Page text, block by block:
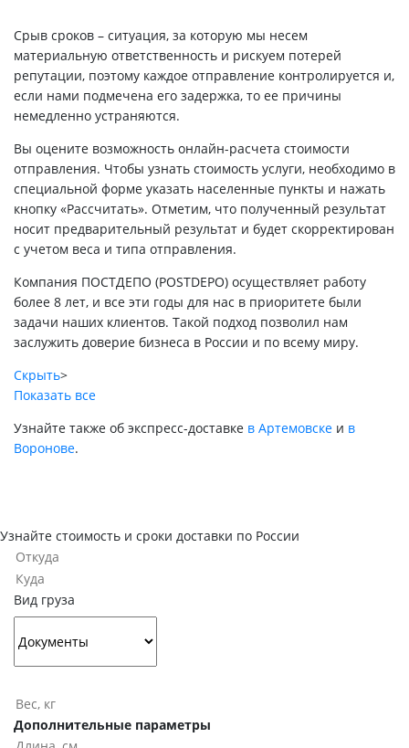
Срыв сроков – ситуация, за которую мы несем
материальную ответственность и рискуем потерей
репутации, поэтому каждое отправление контролируется и,
если нами подмечена его задержка, то ее причины
немедленно устраняются.
Вы оцените возможность онлайн-расчета стоимости
отправления. Чтобы узнать стоимость услуги, необходимо в
специальной форме указать населенные пункты и нажать
кнопку «Рассчитать». Отметим, что полученный результат
носит предварительный результат и будет скорректирован
с учетом веса и типа отправления.
Компания ПОСТДЕПО (POSTDEPO) осуществляет работу
более 8 лет, и все эти годы для нас в приоритете были
задачи наших клиентов. Такой подход позволил нам
заслужить доверие бизнеса в России и по всему миру.
Скрыть>
Показать все
Узнайте также об экспресс-доставке в Артемовске и в
Воронове.
Узнайте стоимость и сроки доставки по России
Вид груза
Дополнительные параметры